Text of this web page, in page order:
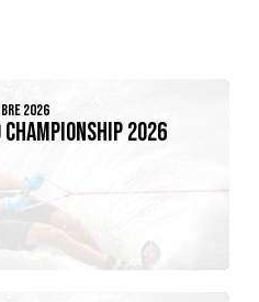
2026
CHAMPIONSHIP 2026